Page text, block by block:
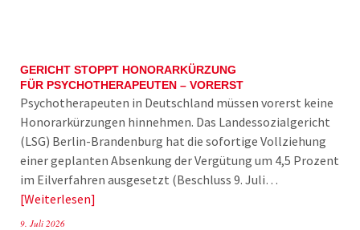
GERICHT STOPPT HONORARKÜRZUNG
FÜR PSYCHOTHERAPEUTEN – VORERST
Psychotherapeuten in Deutschland müssen vorerst keine
Honorarkürzungen hinnehmen. Das Landessozialgericht
(LSG) Berlin-Brandenburg hat die sofortige Vollziehung
einer geplanten Absenkung der Vergütung um 4,5 Prozent
im Eilverfahren ausgesetzt (Beschluss 9. Juli…
Weiterlesen
9. Juli 2026